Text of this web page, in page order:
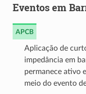
Eventos em
APCB
Aplicação de
impedância em
permanece ativo
meio do evento